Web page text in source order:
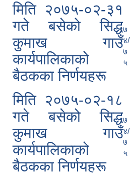
मिति २०७५-०२-३१
गते बसेको सिद्ध
कुमाख गाउँ
कार्यपालिकाको
बैठकका निर्णयहरू
७
४/
७
५
मिति २०७५-०२-१८
गते बसेको सिद्ध
कुमाख गाउँ
कार्यपालिकाको
बैठकका निर्णयहरू
७
४/
७
५